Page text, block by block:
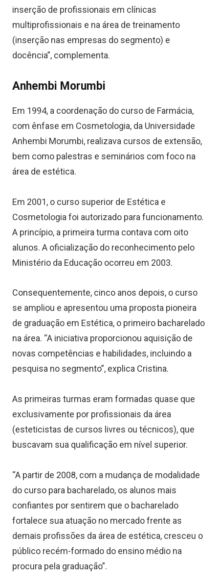
inserção de profissionais em clínicas
multiprofissionais e na área de treinamento
(inserção nas empresas do segmento) e
docência”, complementa.
Anhembi Morumbi
Em 1994, a coordenação do curso de Farmácia,
com ênfase em Cosmetologia, da Universidade
Anhembi Morumbi, realizava cursos de extensão,
bem como palestras e seminários com foco na
área de estética.
Em 2001, o curso superior de Estética e
Cosmetologia foi autorizado para funcionamento.
A princípio, a primeira turma contava com oito
alunos. A oficialização do reconhecimento pelo
Ministério da Educação ocorreu em 2003.
Consequentemente, cinco anos depois, o curso
se ampliou e apresentou uma proposta pioneira
de graduação em Estética, o primeiro bacharelado
na área. “A iniciativa proporcionou aquisição de
novas competências e habilidades, incluindo a
pesquisa no segmento”, explica Cristina.
As primeiras turmas eram formadas quase que
exclusivamente por profissionais da área
(esteticistas de cursos livres ou técnicos), que
buscavam sua qualificação em nível superior.
“A partir de 2008, com a mudança de modalidade
do curso para bacharelado, os alunos mais
confiantes por sentirem que o bacharelado
fortalece sua atuação no mercado frente as
demais profissões da área de estética, cresceu o
público recém-formado do ensino médio na
procura pela graduação”.